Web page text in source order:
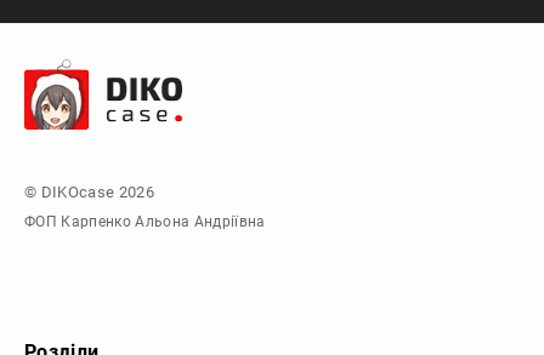
© DIKOcase 2026
ФОП Карпенко Альона Андріївна